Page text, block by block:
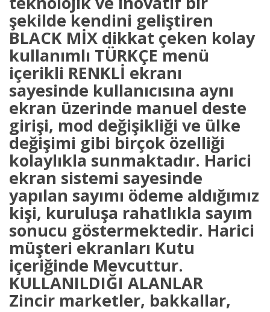
şekilde kendini geliştiren
BLACK MİX dikkat çeken kolay
kullanımlı TÜRKÇE menü
içerikli RENKLİ ekranı
sayesinde kullanıcısına aynı
ekran üzerinde manuel deste
girişi, mod değişikliği ve ülke
değişimi gibi birçok özelliği
kolaylıkla sunmaktadır. Harici
ekran sistemi sayesinde
yapılan sayımı ödeme aldığımız
kişi, kuruluşa rahatlıkla sayım
sonucu göstermektedir. Harici
müşteri ekranları Kutu
içeriğinde Mevcuttur.
KULLANILDIĞI ALANLAR
Zincir marketler, bakkallar,